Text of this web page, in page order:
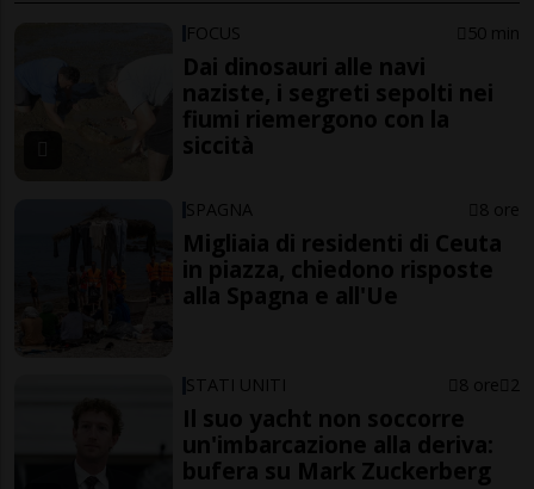
FOCUS 50 min
Dai dinosauri alle navi
naziste, i segreti sepolti nei
fiumi riemergono con la
siccità
SPAGNA 8 ore
Migliaia di residenti di Ceuta
in piazza, chiedono risposte
alla Spagna e all'Ue
STATI UNITI 8 ore 2
Il suo yacht non soccorre
un'imbarcazione alla deriva:
bufera su Mark Zuckerberg